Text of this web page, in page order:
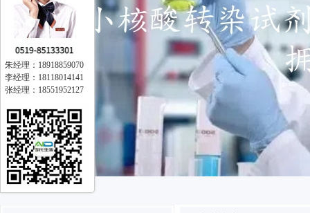
朱经理：18918859070
李经理：18118014141
张经理：18551952127
在线交流
离线留言